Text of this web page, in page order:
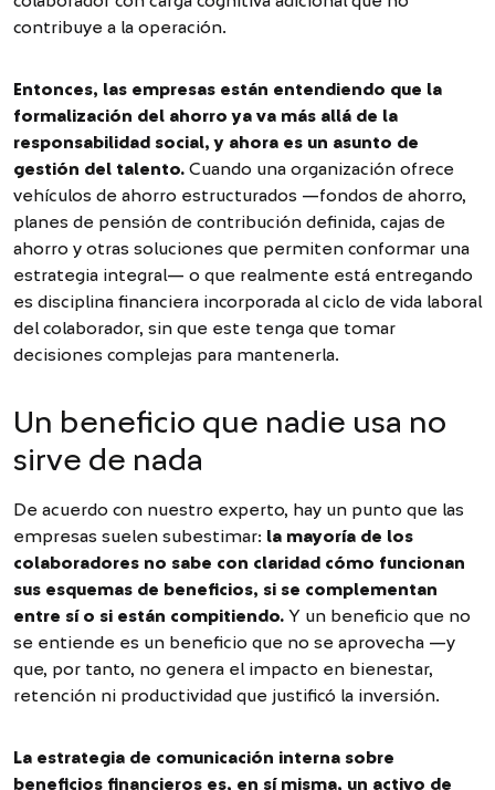
contribuye a la operación.
Entonces, las empresas están entendiendo que la
formalización del ahorro ya va más allá de la
responsabilidad social, y ahora es un asunto de
gestión del talento. Cuando una organización ofrece
vehículos de ahorro estructurados —fondos de ahorro,
planes de pensión de contribución definida, cajas de
ahorro y otras soluciones que permiten conformar una
estrategia integral— o que realmente está entregando
es disciplina financiera incorporada al ciclo de vida laboral
del colaborador, sin que este tenga que tomar
decisiones complejas para mantenerla.
Un beneficio que nadie usa no
sirve de nada
De acuerdo con nuestro experto, hay un punto que las
empresas suelen subestimar: la mayoría de los
colaboradores no sabe con claridad cómo funcionan
sus esquemas de beneficios, si se complementan
entre sí o si están compitiendo. Y un beneficio que no
se entiende es un beneficio que no se aprovecha —y
que, por tanto, no genera el impacto en bienestar,
retención ni productividad que justificó la inversión.
La estrategia de comunicación interna sobre
beneficios financieros es, en sí misma, un activo de